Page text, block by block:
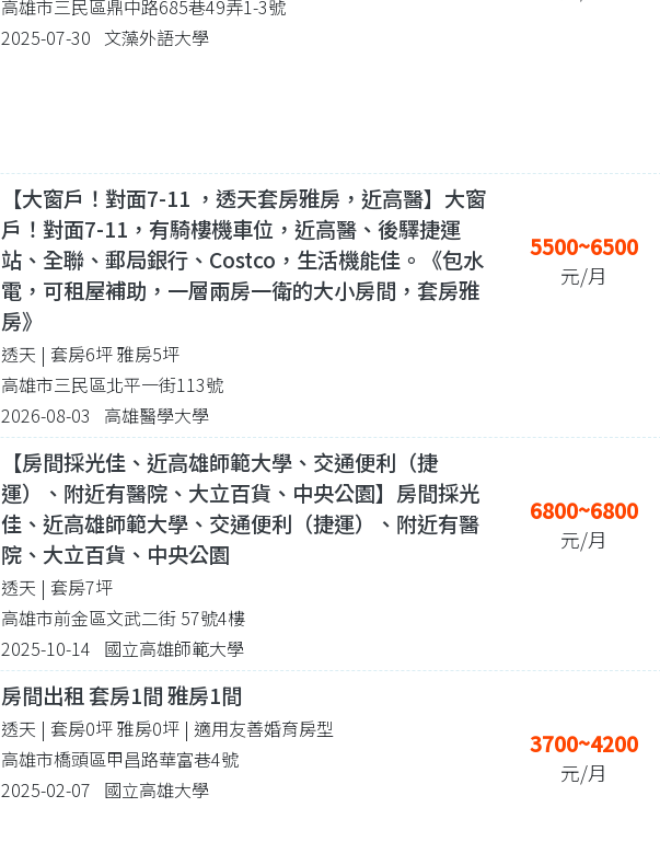
高雄市三民區鼎中路685巷49弄1-3號
2025-07-30 文藻外語大學
【大窗戶！對面7-11 ，透天套房雅房，近高醫】大窗
戶！對面7-11，有騎樓機車位，近高醫、後驛捷運
站、全聯、郵局銀行、Costco，生活機能佳。《包水
電，可租屋補助，一層兩房一衛的大小房間，套房雅
房》
透天 | 套房6坪 雅房5坪
高雄市三民區北平一街113號
2026-08-03 高雄醫學大學
5500~6500
元/月
【房間採光佳、近高雄師範大學、交通便利（捷
運）、附近有醫院、大立百貨、中央公園】房間採光
佳、近高雄師範大學、交通便利（捷運）、附近有醫
院、大立百貨、中央公園
透天 | 套房7坪
高雄市前金區文武二街 57號4樓
2025-10-14 國立高雄師範大學
6800~6800
元/月
房間出租 套房1間 雅房1間
透天 | 套房0坪 雅房0坪 | 適用友善婚育房型
高雄市橋頭區甲昌路華富巷4號
2025-02-07 國立高雄大學
3700~4200
元/月